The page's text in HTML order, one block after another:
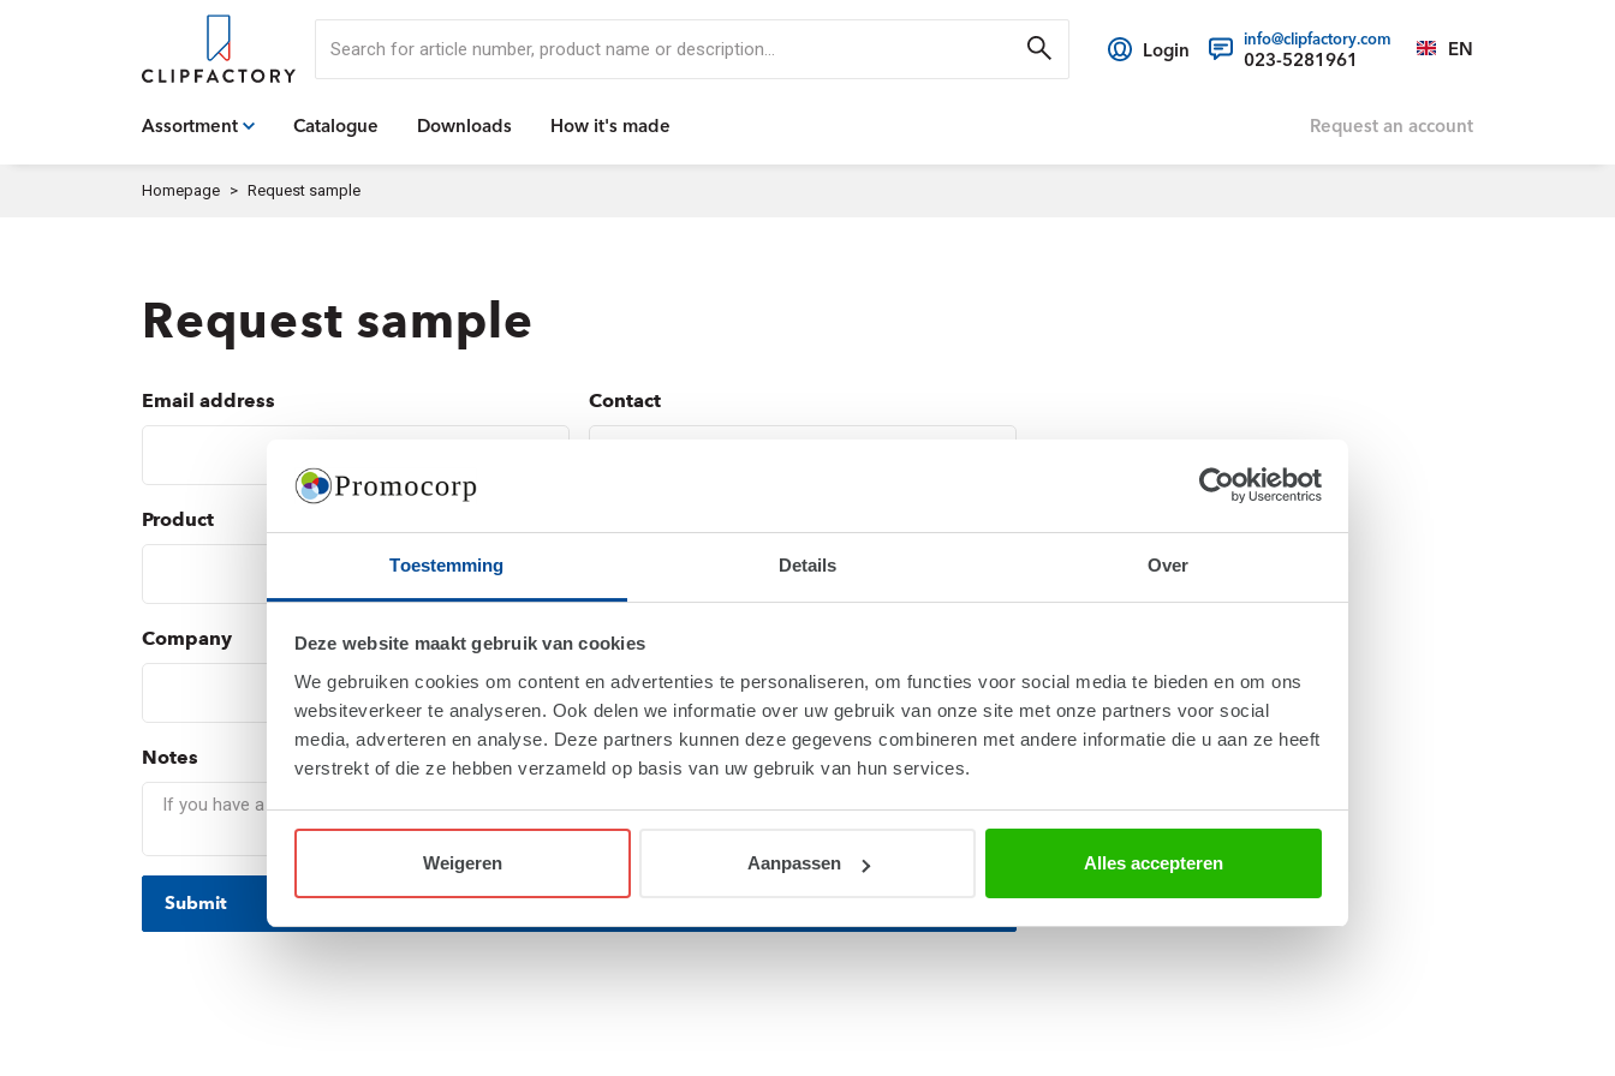
Toestemming Details Over
Deze website maakt gebruik van cookies
We gebruiken cookies om content en advertenties te personaliseren, om functies voor social media te bieden en om ons
websiteverkeer te analyseren. Ook delen we informatie over uw gebruik van onze site met onze partners voor social
media, adverteren en analyse. Deze partners kunnen deze gegevens combineren met andere informatie die u aan ze heeft
verstrekt of die ze hebben verzameld op basis van uw gebruik van hun services.
Weigeren Aanpassen Alles accepteren
Login
info@clipfactory.com
023-5281961 EN
Assortment Catalogue Downloads How it's made Request an account
Homepage Request sample
Request sample
Email address Contact
Product
Company
Notes
Submit